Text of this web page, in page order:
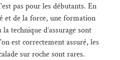
pas pour les débutants. En
et de la force, une formation
technique d’assurage sont
est correctement assuré, les
sur roche sont rares.